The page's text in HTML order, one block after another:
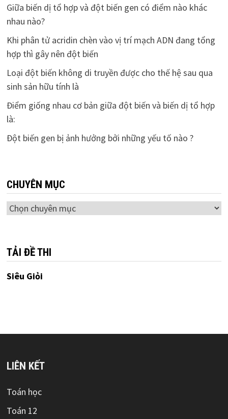
Giữa biến dị tổ hợp và đột biến gen có điểm nào khác
nhau nào?
Khi phân tử acridin chèn vào vị trí mạch ADN đang tổng
hợp thì gây nên đột biến
Loại đột biến không di truyền được cho thế hệ sau qua
sinh sản hữu tính là
Điểm giống nhau cơ bản giữa đột biến và biến dị tổ hợp
là:
Đột biến gen bị ảnh hưởng bởi những yếu tố nào ?
CHUYÊN MỤC
Chuyên
TẢI ĐỀ THI
Siêu Giỏi
LIÊN KẾT
Toán học
Toán 12